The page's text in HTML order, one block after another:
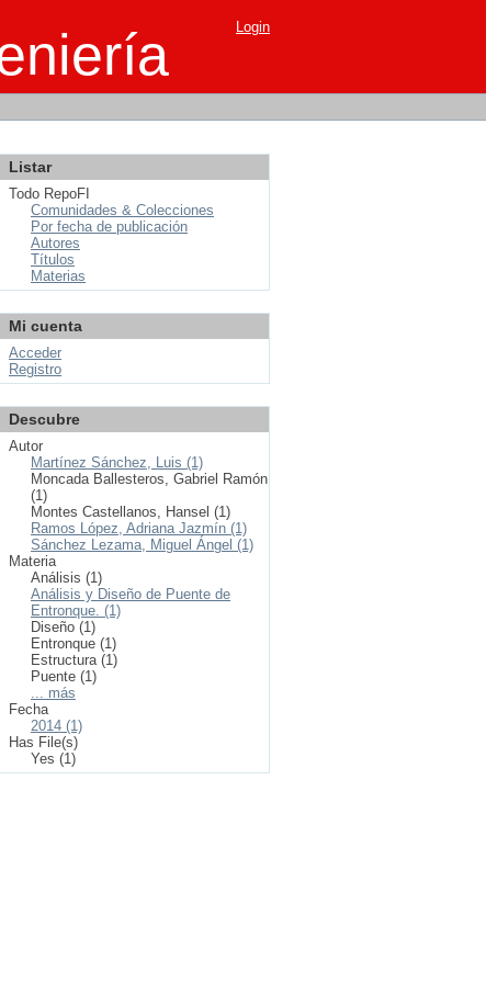
Login
Listar
Todo RepoFI
Comunidades & Colecciones
Por fecha de publicación
Autores
Títulos
Materias
Mi cuenta
Acceder
Registro
Descubre
Autor
Martínez Sánchez, Luis (1)
Moncada Ballesteros, Gabriel Ramón
(1)
Montes Castellanos, Hansel (1)
Ramos López, Adriana Jazmín (1)
Sánchez Lezama, Miguel Ángel (1)
Materia
Análisis (1)
Análisis y Diseño de Puente de
Entronque. (1)
Diseño (1)
Entronque (1)
Estructura (1)
Puente (1)
... más
Fecha
2014 (1)
Has File(s)
Yes (1)